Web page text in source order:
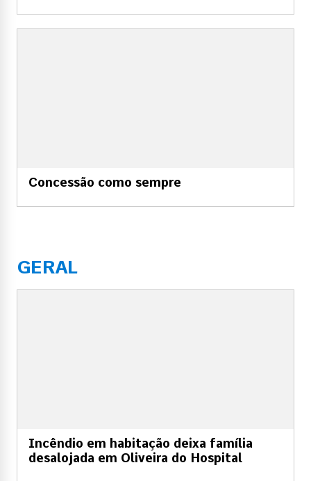
Concessão como sempre
GERAL
Incêndio em habitação deixa família
desalojada em Oliveira do Hospital